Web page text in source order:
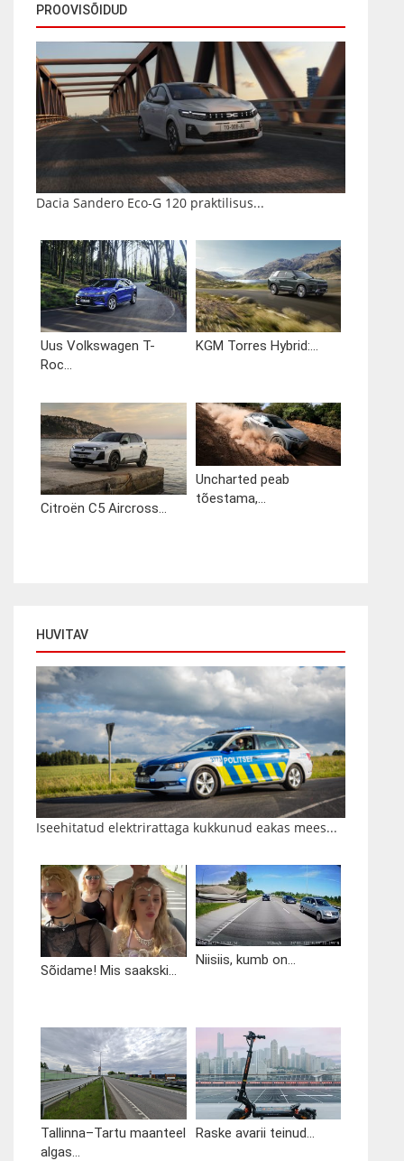
PROOVISÕIDUD
Dacia Sandero Eco-G 120 praktilisus...
Uus Volkswagen T-
Roc...
KGM Torres Hybrid:...
Citroën C5 Aircross...
Uncharted peab
tõestama,...
HUVITAV
Iseehitatud elektrirattaga kukkunud eakas mees...
Sõidame! Mis saakski...
Niisiis, kumb on...
Tallinna–Tartu maanteel
algas...
Raske avarii teinud...